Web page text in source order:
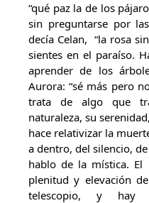
“qué paz la de los
sin preguntarse por
decía Celan, “la rosa
sientes en el paraíso.
aprender de los
Aurora: “sé más pero
trata de algo que
naturaleza, su
hace relativizar la
a dentro, del silencio,
hablo de la mística. El
plenitud y elevación
telescopio, y hay